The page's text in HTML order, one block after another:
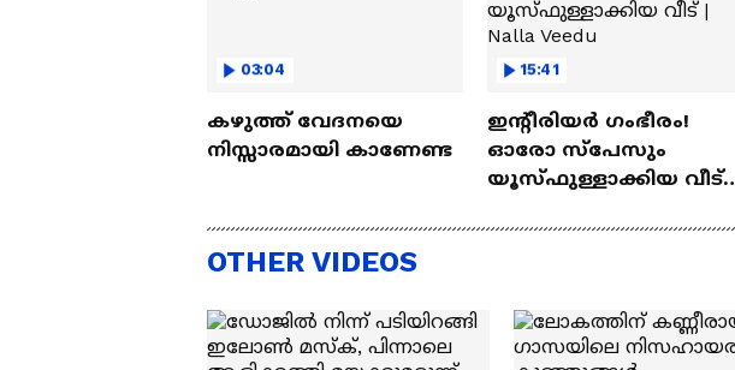
03:04
കഴുത്ത് വേദനയെ
നിസ്സാരമായി കാണേണ്ട
15:41
ഇന്റീരിയർ ഗംഭീരം!
ഓരോ സ്‌പേസും
യൂസ്ഫുള്ളാക്കിയ വീട് |
OTHER VIDEOS